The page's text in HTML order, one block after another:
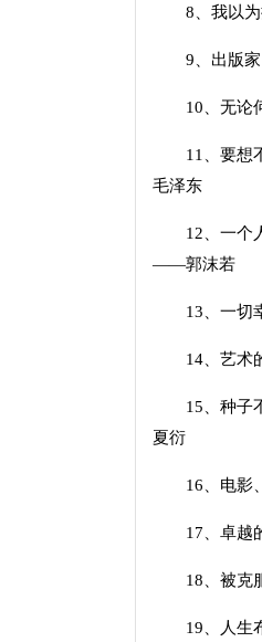
8、我以为
9、出版家
10、无论何
11、要想不
毛泽东
12、一个人
——郭沫若
13、一切幸
14、艺术的
15、种子不
夏衍
16、电影、
17、卓越的
18、被克服
19、人生布